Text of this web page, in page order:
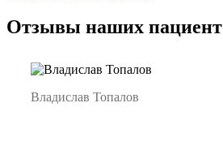
Отзывы наших
Владислав Топалов